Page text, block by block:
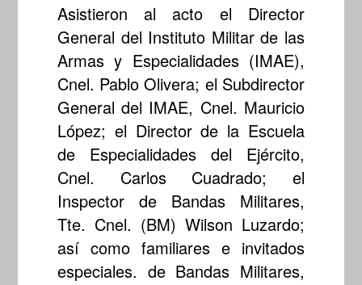
Asistieron al acto el Director
General del Instituto Militar de las
Armas y Especialidades (IMAE),
Cnel. Pablo Olivera; el Subdirector
General del IMAE, Cnel. Mauricio
López; el Director de la Escuela
de Especialidades del Ejército,
Cnel. Carlos Cuadrado; el
Inspector de Bandas Militares,
Tte. Cnel. (BM) Wilson Luzardo;
así como familiares e invitados
especiales. de Bandas Militares,